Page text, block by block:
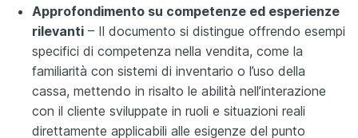
Approfondimento su competenze ed esperienze
rilevanti – Il documento si distingue offrendo esempi
specifici di competenza nella vendita, come la
familiarità con sistemi di inventario o l’uso della
cassa, mettendo in risalto le abilità nell’interazione
con il cliente sviluppate in ruoli e situazioni reali
direttamente applicabili alle esigenze del punto